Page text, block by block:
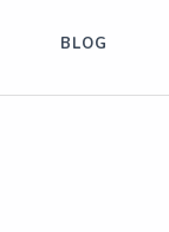
BLOG